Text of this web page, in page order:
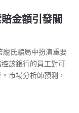
金額引發關
氏騙局中扮演重要
該銀行的員工對可
市場分析師預測，